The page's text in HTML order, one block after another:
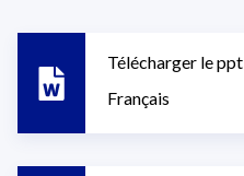
Télécharger le ppt
Français